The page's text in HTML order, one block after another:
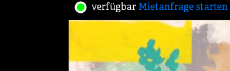
verfügbar Mietanfrage starten